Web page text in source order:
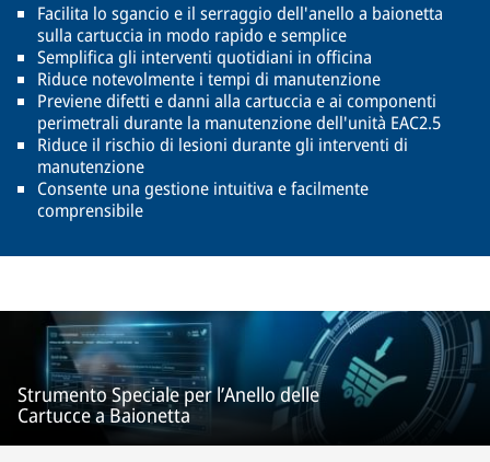
Facilita lo sgancio e il serraggio dell'anello a baionetta
sulla cartuccia in modo rapido e semplice
Semplifica gli interventi quotidiani in officina
Riduce notevolmente i tempi di manutenzione
Previene difetti e danni alla cartuccia e ai componenti
perimetrali durante la manutenzione dell'unità EAC2.5
Riduce il rischio di lesioni durante gli interventi di
manutenzione
Consente una gestione intuitiva e facilmente
comprensibile
Strumento Speciale per l’Anello delle
Cartucce a Baionetta